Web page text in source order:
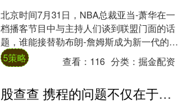
北京时间7月31日，NBA总裁亚当-萧华在一
档播客节目中与主持人们谈到联盟门面的话
题，谁能接替勒布朗-詹姆斯成为新一代的
NBA门面？ 萧华：我们不会在联盟办公室....
5策略 查看： 116 分类：掘金配资
股查查 携程的问题不仅在于垄断，更在于给消费者制造各种陷阱